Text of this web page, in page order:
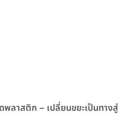
พลาสติก – เปลี่ยนขยะเป็นทางสู่